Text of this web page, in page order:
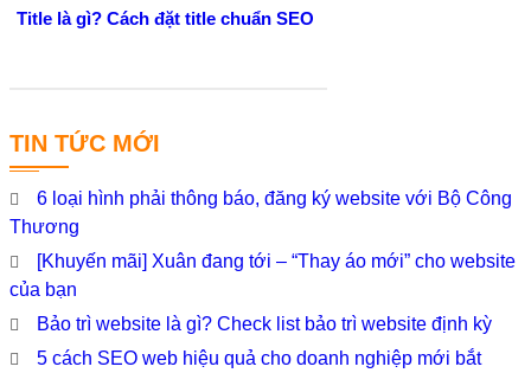
TIN TỨC MỚI
6 loại hình phải thông báo, đăng ký website với Bộ Công
Thương
[Khuyến mãi] Xuân đang tới – “Thay áo mới” cho website
của bạn
Bảo trì website là gì? Check list bảo trì website định kỳ
5 cách SEO web hiệu quả cho doanh nghiệp mới bắt
Title là gì? Cách đặt title chuẩn SEO